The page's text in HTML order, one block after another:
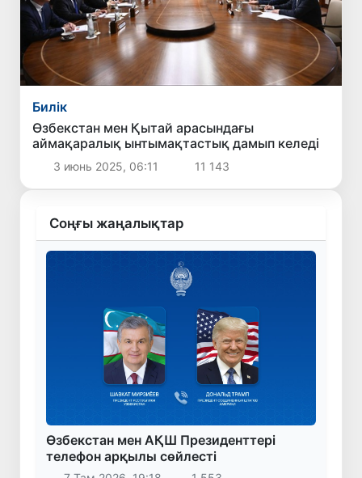
Билік
Өзбекстан мен Қытай арасындағы
аймақаралық ынтымақтастық дамып келеді
3 июнь 2025, 06:11 11 143
Соңғы жаңалықтар
Өзбекстан мен АҚШ Президенттері
телефон арқылы сөйлесті